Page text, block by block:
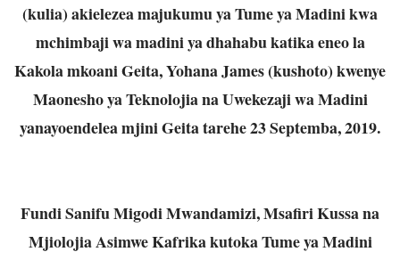
(kulia) akielezea majukumu ya Tumeya Madini kwa
mchimbaji wa madini ya dhahabu katika eneo la
Kakola mkoani Geita,Yohana James (kushoto) kwenye
Maonesho ya Teknolojia na Uwekezaji wa Madini
yanayoendelea mjini Geita tarehe 23 Septemba, 2019.
Fundi Sanifu Migodi Mwandamizi, Msafiri Kussa na
Mjiolojia Asimwe Kafrika kutokaTume ya Madini